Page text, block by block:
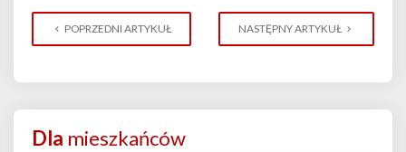
POPRZEDNI ARTYKUŁ NASTĘPNY ARTYKUŁ
Dla mieszkańców